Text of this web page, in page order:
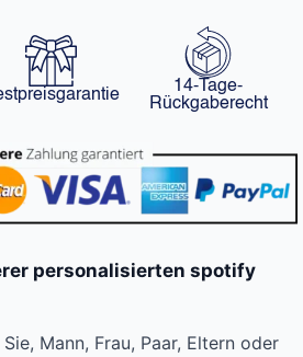
14-Tage-
Rückgaberecht
personalisierten spotify
Mann, Frau, Paar, Eltern oder